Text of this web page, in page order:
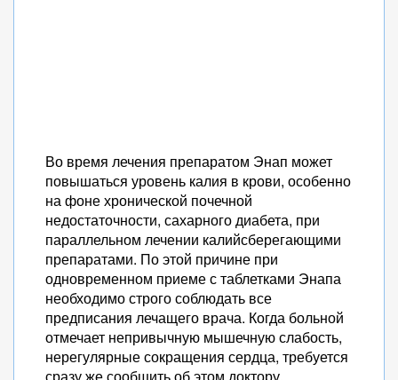
Во время лечения препаратом Энап может
повышаться уровень калия в крови, особенно
на фоне хронической почечной
недостаточности, сахарного диабета, при
параллельном лечении калийсберегающими
препаратами. По этой причине при
одновременном приеме с таблетками Энапа
необходимо строго соблюдать все
предписания лечащего врача. Когда больной
отмечает непривычную мышечную слабость,
нерегулярные сокращения сердца, требуется